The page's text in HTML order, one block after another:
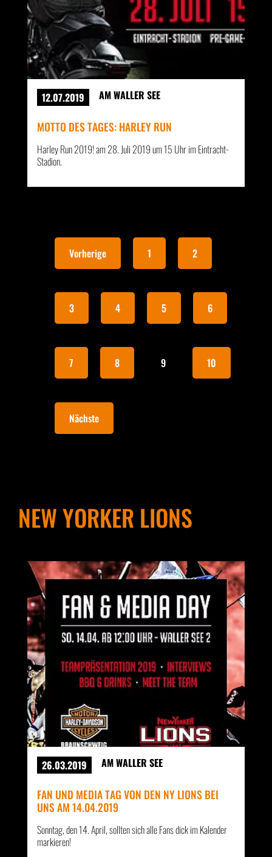
12.07.2019 AM WALLER SEE
MOTTO DES TAGES: HARLEY RUN
Harley Run 2019! am 28. Juli 2019 um 15 Uhr im Eintracht-
Stadion.
Vorherige 1 2
3 4 5 6
7 8 9 10
Nächste
NEW YORKER LIONS
26.03.2019 AM WALLER SEE
FAN UND MEDIA TAG VON DEN NY LIONS BEI
UNS AM 14.04.2019
Sonntag, den 14. April, sollten sich alle Fans dick im Kalender
markieren!